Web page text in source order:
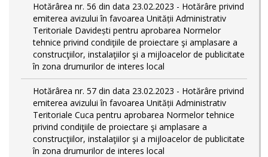
Hotărârea nr. 56 din data 23.02.2023 - Hotărâre privind
emiterea avizului în favoarea Unității Administrativ
Teritoriale Davidești pentru aprobarea Normelor
tehnice privind condiţiile de proiectare şi amplasare a
construcţiilor, instalaţiilor şi a mijloacelor de publicitate
în zona drumurilor de interes local
Hotărârea nr. 57 din data 23.02.2023 - Hotărâre privind
emiterea avizului în favoarea Unității Administrativ
Teritoriale Cuca pentru aprobarea Normelor tehnice
privind condiţiile de proiectare şi amplasare a
construcţiilor, instalaţiilor şi a mijloacelor de publicitate
în zona drumurilor de interes local